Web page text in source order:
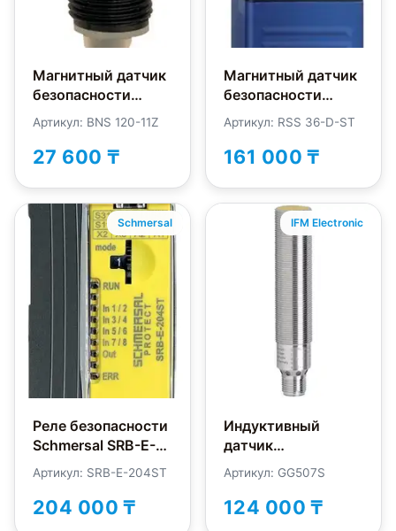
Магнитный датчик
безопасности
Schmersal BNS120-
11Z
Артикул: BNS 120-11Z
27 600 ₸
Магнитный датчик
безопасности
Schmersal RSS36-
D-ST
Артикул: RSS 36-D-ST
161 000 ₸
Schmersal
Реле безопасности
Schmersal SRB-E-
204ST
Артикул: SRB-E-204ST
204 000 ₸
IFM Electronic
Индуктивный
датчик
безопасности IFM
Electronic GG507S
Артикул: GG507S
124 000 ₸